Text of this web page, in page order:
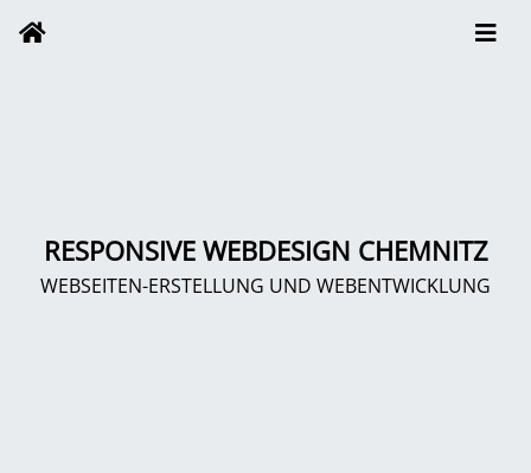
RESPONSIVE WEBDESIGN CHEMNITZ
WEBSEITEN-ERSTELLUNG UND WEBENTWICKLUNG